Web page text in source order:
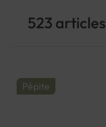
523 articles
Pépite